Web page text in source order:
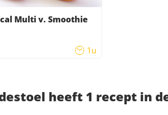
Multi v. Smoothie
1u
heeft 1 recept in